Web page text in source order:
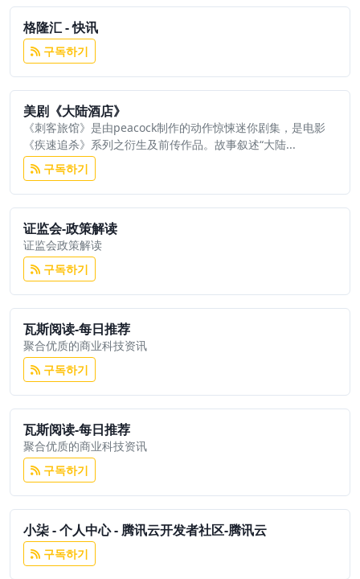
格隆汇 - 快讯
구독하기
美剧《大陆酒店》
《刺客旅馆》是由peacock制作的动作惊悚迷你剧集，是电影
《疾速追杀》系列之衍生及前传作品。故事叙述“大陆...
구독하기
证监会-政策解读
证监会政策解读
구독하기
瓦斯阅读-每日推荐
聚合优质的商业科技资讯
구독하기
瓦斯阅读-每日推荐
聚合优质的商业科技资讯
구독하기
小柒 - 个人中心 - 腾讯云开发者社区-腾讯云
구독하기